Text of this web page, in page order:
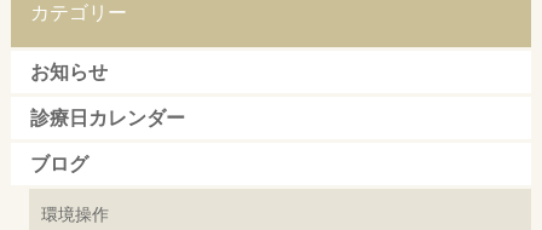
カテゴリー
お知らせ
診療日カレンダー
ブログ
環境操作